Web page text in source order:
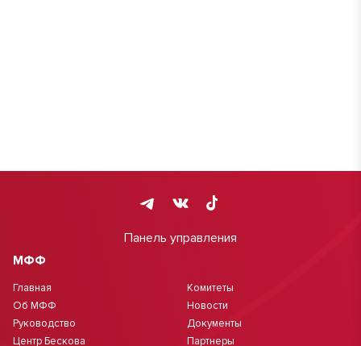
Панель управления
МФФ
Главная
Об МФФ
Руководство
Центр Бескова
Комитеты
Новости
Документы
Партнеры